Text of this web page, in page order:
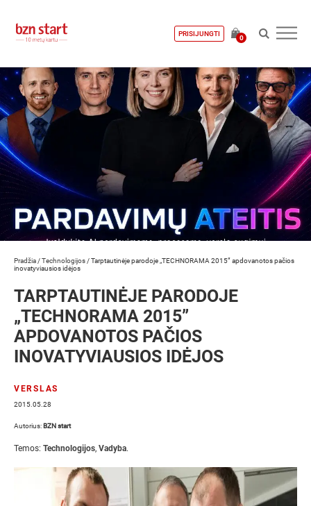
PRISIJUNGTI
0
Pradžia /Technologijos /
inovatyviausios idėjos
„TECHNORAMA 2015”
APDOVANOTOS PAČIOS
INOVATYVIAUSIOS IDĖJOS
VERSLAS
2015.05.28
Autorius: BZN start
Temos: Technologijos, Vadyba.